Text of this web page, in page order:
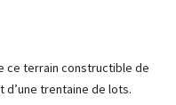
ce terrain constructible de
d’une trentaine de lots.